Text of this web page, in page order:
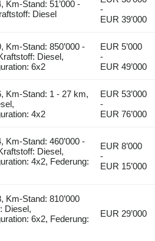
Km-Stand: 51’000 -
Diesel
-
EUR 39’000
Km-Stand: 850’000 -
Diesel,
6x2
EUR 5’000
-
EUR 49’000
Km-Stand: 1 - 27 km,
4x2
EUR 53’000
-
EUR 76’000
Km-Stand: 460’000 -
Diesel,
4x2, Federung:
EUR 8’000
-
EUR 15’000
Km-Stand: 810’000
Diesel,
6x2, Federung:
EUR 29’000